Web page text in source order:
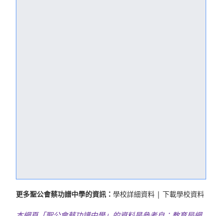
本網頁「聖公會蔡功譜中學」的資料是參考自：教育局網
站及各學校之官方網站製作而成，如發現有任何不準確或